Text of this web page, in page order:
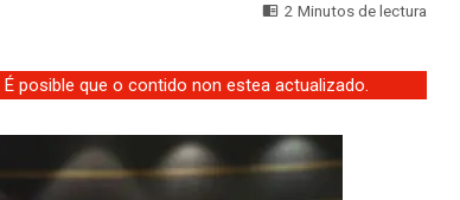
2 Minutos de lectura
posible que o contido non estea actualizado.